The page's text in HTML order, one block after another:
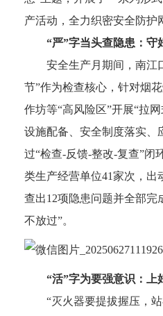
产活动，全力织密安全防护
“严”字当头查隐患：守
安全生产月期间，南江
节”作为检查核心，针对烟
作坊等“高风险区”开展“拉
设施配备、安全制度落实、
过“检查-反馈-整改-复查”闭
类生产经营单位41家次，出
查出12项隐患问题并全部完
不放过”。
“活”字为要强意识：上
“灭火器要提拔握压，站